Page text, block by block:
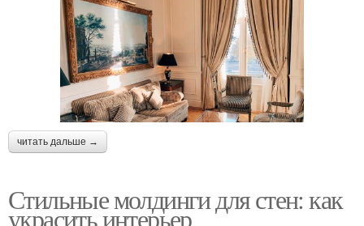
читать дальше →
Стильные молдинги для стен: как
украсить интерьер